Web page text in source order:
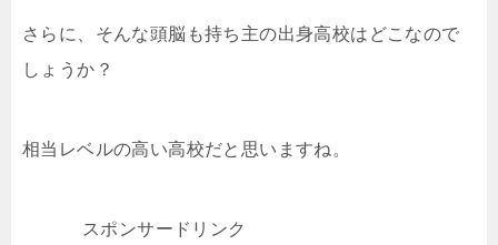
さらに、そんな頭脳も持ち主の出身高校はどこなので
しょうか？
相当レベルの高い高校だと思いますね。
スポンサードリンク